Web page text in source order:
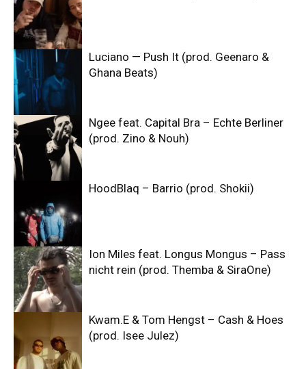
Luciano — Push It (prod. Geenaro &
Ghana Beats)
Ngee feat. Capital Bra – Echte Berliner
(prod. Zino & Nouh)
HoodBlaq – Barrio (prod. Shokii)
Ion Miles feat. Longus Mongus – Pass
nicht rein (prod. Themba & SiraOne)
Kwam.E & Tom Hengst – Cash & Hoes
(prod. Isee Julez)